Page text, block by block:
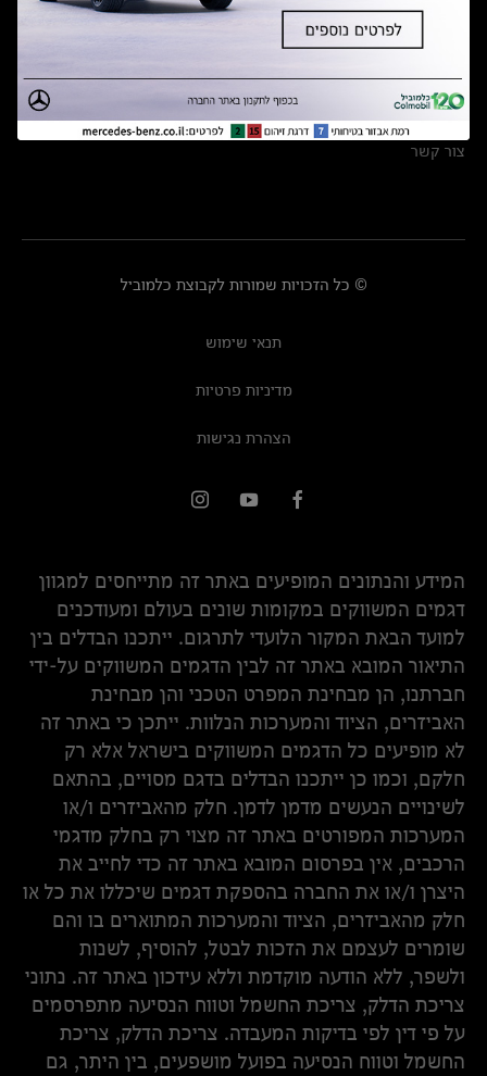
מצאו אותנו
אולמות תצוגה
מרכזי שירות
צור קשר
© כל הזכויות שמורות לקבוצת כלמוביל
תנאי שימוש
מדיניות פרטיות
הצהרת נגישות
המידע והנתונים המופיעים באתר זה מתייחסים למגוון
דגמים המשווקים במקומות שונים בעולם ומעודכנים
למועד הבאת המקור הלועדי לתרגום. ייתכנו הבדלים בין
התיאור המובא באתר זה לבין הדגמים המשווקים על-ידי
חברתנו, הן מבחינת המפרט הטכני והן מבחינת
האביזרים, הציוד והמערכות הנלוות. ייתכן כי באתר זה
לא מופיעים כל הדגמים המשווקים בישראל אלא רק
חלקם, וכמו כן ייתכנו הבדלים בדגם מסויים, בהתאם
לשינויים הנעשים מדמן לדמן. חלק מהאביזרים ו/או
המערכות המפורטים באתר זה מצוי רק בחלק מדגמי
הרכבים, אין בפרסום המובא באתר זה כדי לחייב את
היצרן ו/או את החברה בהספקת דגמים שיכללו את כל או
חלק מהאביזרים, הציוד והמערכות המתוארים בו והם
שומרים לעצמם את הזכות לבטל, להוסיף, לשנות
ולשפר, ללא הודעה מוקדמת וללא עידכון באתר זה. נתוני
צריכת הדלק, צריכת החשמל וטווח הנסיעה מתפרסמים
על פי דין לפי בדיקות המעבדה. צריכת הדלק, צריכת
החשמל וטווח הנסיעה בפועל מושפעים, בין היתר, גם